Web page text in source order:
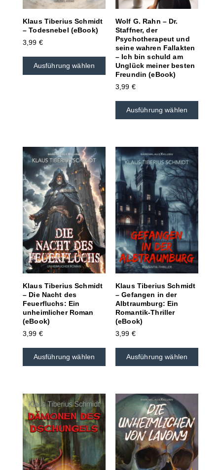
Klaus Tiberius Schmidt
– Todesnebel (eBook)
3,99 €
Ausführung wählen
Wolf G. Rahn – Dr.
Staffner, der
Psychotherapeut und
seine wahren Fallakten
– Ich bin schuld am
Unglück meiner besten
Freundin (eBook)
3,99 €
Ausführung wählen
Klaus Tiberius Schmidt
– Die Nacht des
Feuerfluchs: Ein
unheimlicher Roman
(eBook)
3,99 €
Ausführung wählen
Klaus Tiberius Schmidt
– Gefangen in der
Albtraumburg: Ein
Romantik-Thriller
(eBook)
3,99 €
Ausführung wählen